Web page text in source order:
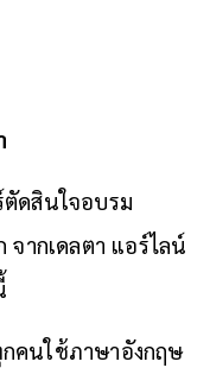
ดสินใจอบรม
จากเดลตา แอร์ไลน์
คนใช้ภาษาอังกฤษ